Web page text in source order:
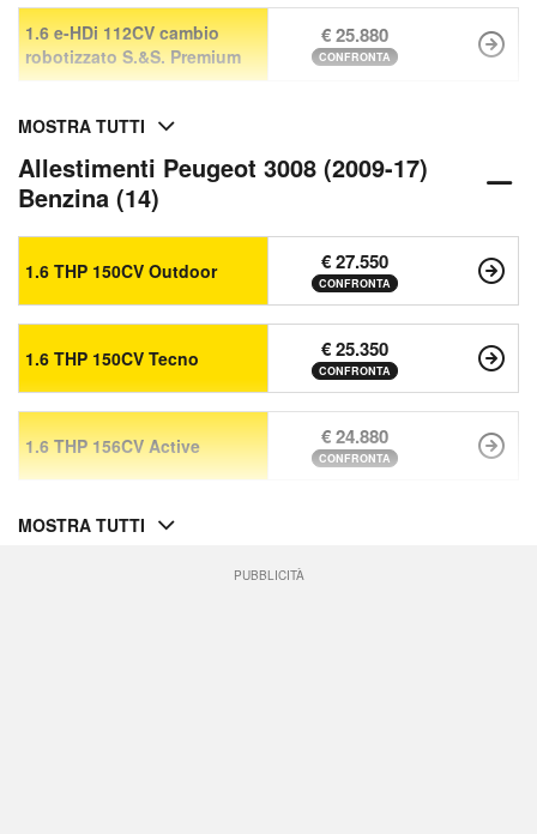
1.6 e-HDi 112CV cambio
robotizzato S.&S. Premium
€ 25.880
CONFRONTA
MOSTRA TUTTI
Allestimenti Peugeot 3008 (2009-17)
Benzina (14)
1.6 THP 150CV Outdoor € 27.550
CONFRONTA
1.6 THP 150CV Tecno € 25.350
CONFRONTA
1.6 THP 156CV Active € 24.880
CONFRONTA
MOSTRA TUTTI
PUBBLICITÀ